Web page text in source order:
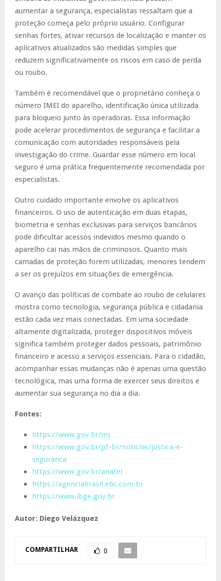
aumentar a segurança, especialistas ressaltam que a
proteção começa pelo próprio usuário. Configurar
senhas fortes, ativar recursos de localização e manter os
aplicativos atualizados são medidas simples que
reduzem significativamente os riscos em caso de perda
ou roubo.
Também é recomendável que o proprietário conheça o
número IMEI do aparelho, identificação única utilizada
para bloqueio junto às operadoras. Essa informação
pode acelerar procedimentos de segurança e facilitar a
comunicação com autoridades responsáveis pela
investigação do crime. Guardar esse número em local
seguro é uma prática frequentemente recomendada por
especialistas.
Outro cuidado importante envolve os aplicativos
financeiros. O uso de autenticação em duas etapas,
biometria e senhas exclusivas para serviços bancários
pode dificultar acessos indevidos mesmo quando o
aparelho cai nas mãos de criminosos. Quanto mais
camadas de proteção forem utilizadas, menores tendem
a ser os prejuízos em situações de emergência.
O avanço das políticas de combate ao roubo de celulares
mostra como tecnologia, segurança pública e cidadania
estão cada vez mais conectadas. Em uma sociedade
altamente digitalizada, proteger dispositivos móveis
significa também proteger dados pessoais, patrimônio
financeiro e acesso a serviços essenciais. Para o cidadão,
acompanhar essas mudanças não é apenas uma questão
tecnológica, mas uma forma de exercer seus direitos e
aumentar sua segurança no dia a dia.
Fontes:
https://www.gov.br/mj
https://www.gov.br/pt-br/noticias/justica-e-
seguranca
https://www.gov.br/anatel
https://agenciabrasil.ebc.com.br
https://www.ibge.gov.br
Autor: Diego Velázquez
COMPARTILHAR 0